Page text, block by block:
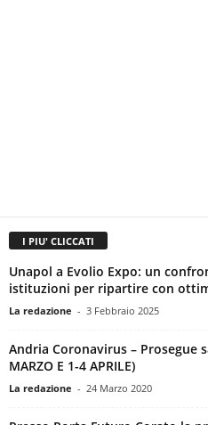
I PIU' CLICCATI
Unapol a Evolio Expo: un
istituzioni per ripartire con
La redazione - 3 Febbraio 2025
Andria Coronavirus – Prosegue
MARZO E 1-4 APRILE)
La redazione - 24 Marzo 2020